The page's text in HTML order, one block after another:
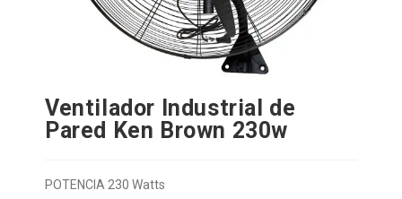
Ventilador Industrial de
Pared Ken Brown 230w
POTENCIA 230 Watts